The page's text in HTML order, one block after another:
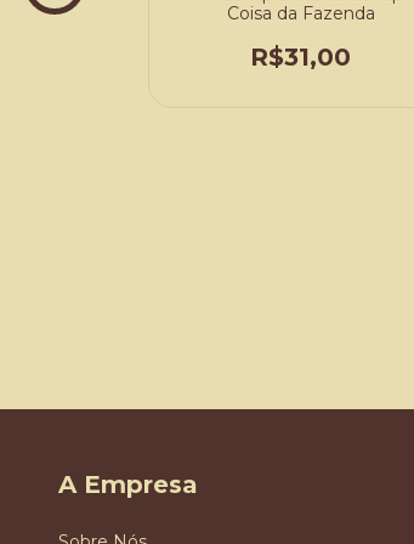
Coisa da Fazenda
R$31,00
A Empresa